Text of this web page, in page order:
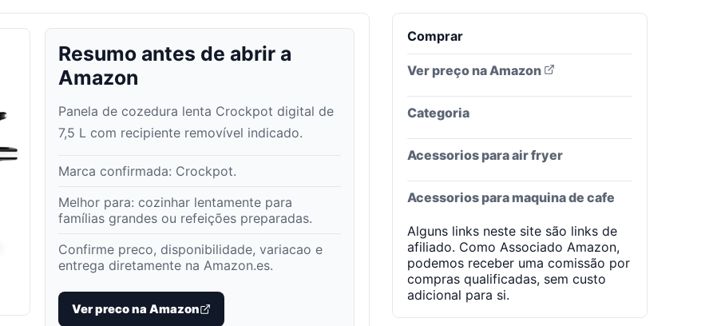
Resumo antes de abrir a
Amazon
Panela de cozedura lenta Crockpot digital de
7,5 L com recipiente removível indicado.
Marca confirmada: Crockpot.
Melhor para: cozinhar lentamente para
famílias grandes ou refeições preparadas.
Confirme preco, disponibilidade, variacao e
entrega diretamente na Amazon.es.
Ver preco na Amazon
Comprar
Ver preço na Amazon
Categoria
Acessorios para air fryer
Acessorios para maquina de cafe
Alguns links neste site são links de
afiliado. Como Associado Amazon,
podemos receber uma comissão por
compras qualificadas, sem custo
adicional para si.